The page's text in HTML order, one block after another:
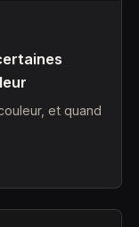
et quand